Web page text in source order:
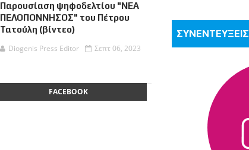
Παρουσίαση ψηφοδελτίου "ΝΕΑ
ΠΕΛΟΠΟΝΝΗΣΟΣ" του Πέτρου
Τατούλη (βίντεο)
Diogenis Press Editor
Σεπτ 06, 2023
FACEBOOK
ΣΥΝΕΝΤΕΥΞΕΙΣ